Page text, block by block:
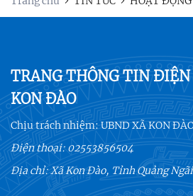
TRANG THÔNG TIN
KON ĐÀO
Chịu trách nhiệm:UBND XÃ KON
Điện thoại:02553856504
Địa chỉ: Xã Kon Đào, Tỉnh Quảng Ngãi